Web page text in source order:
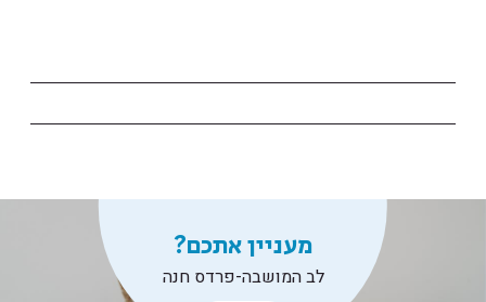
מעניין אתכם?
לב המושבה-פרדס חנה